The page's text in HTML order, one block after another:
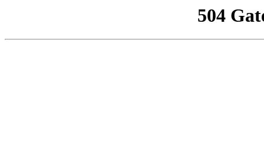
504